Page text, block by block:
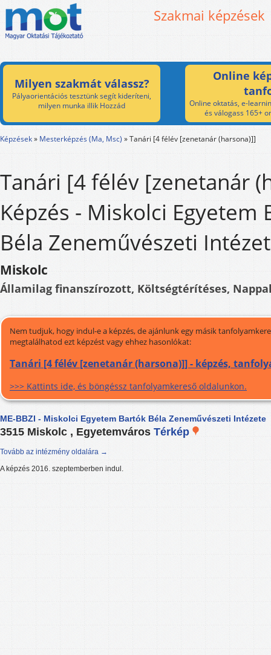
Szakmai képzések
Milyen szakmát válassz?
Pályaorientációs tesztünk segít kideríteni,
milyen munka illik Hozzád
Online
Online oktatás, e-
és válogass 165+
Képzések» Mesterképzés (Ma, Msc) »Tanári [4 félév [zenetanár (harsona)]]
Tanári [4 félév [zenetanár
Képzés - Miskolci Egyetem
Béla Zeneművészeti
Miskolc
Államilag finanszírozott, Költségtérítéses,
Nem tudjuk, hogy indul-e a képzés, de ajánlunk egy másik
megtalálhatod ezt képzést vagy ehhez hasonlókat:
Tanári [4 félév [zenetanár (harsona)]] - képzés,
>>> Kattints ide, és böngéssz tanfolyamkereső oldalunkon.
ME-BBZI - Miskolci Egyetem Bartók Béla Zeneművészeti Intézete
3515 Miskolc , Egyetemváros Térkép
Tovább az intézmény oldalára →
A képzés 2016. szeptemberben indul.